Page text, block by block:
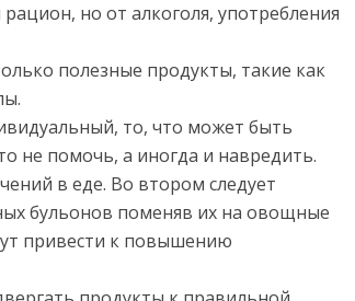
но от алкоголя, употребления
полезные продукты, такие как
то, что может быть
не помочь, а иногда и навредить.
в еде. Во втором следует
бульонов поменяв их на овощные
привести к повышению